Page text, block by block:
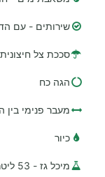
שירותים - עם
סככת צל חיצונית
הגה כח
מעבר פנימי בין
כיור
מיכל גז - 53 ליטר גז פרופן ק"ג